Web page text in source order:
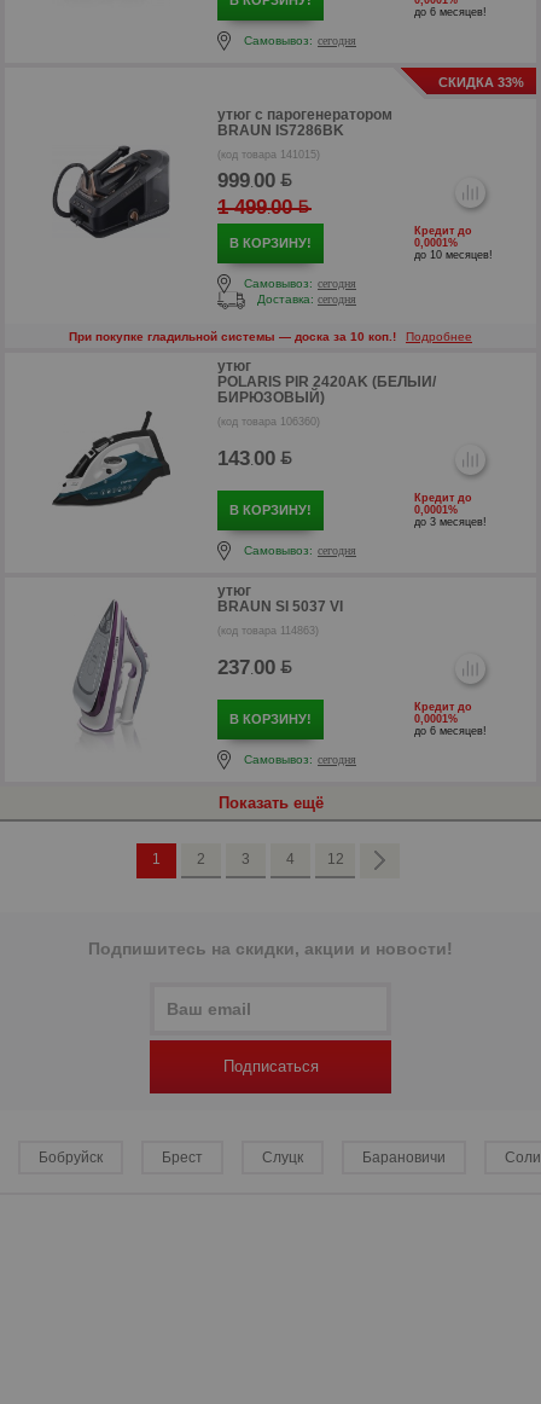
р
р
р
р
до 6 месяцев!
Самовывоз: сегодня
СКИДКА 33%
утюг с парогенератором
BRAUN IS7286BK
(код товара 141015)
999.00
1 499.00
В КОРЗИНУ!
Кредит до
0,0001%
до 10 месяцев!
Самовывоз: сегодня
Доставка: сегодня
При покупке гладильной системы — доска за 10 коп.! Подробнее
утюг
POLARIS PIR 2420AK (БЕЛЫЙ/
БИРЮЗОВЫЙ)
(код товара 106360)
143.00
В КОРЗИНУ!
Кредит до
0,0001%
до 3 месяцев!
Самовывоз: сегодня
утюг
BRAUN SI 5037 VI
(код товара 114863)
237.00
В КОРЗИНУ!
Кредит до
0,0001%
до 6 месяцев!
Самовывоз: сегодня
Показать ещё
1 2 3 4 12
Подпишитесь на скидки, акции и новости!
Подписаться
Бобруйск Брест Слуцк Барановичи